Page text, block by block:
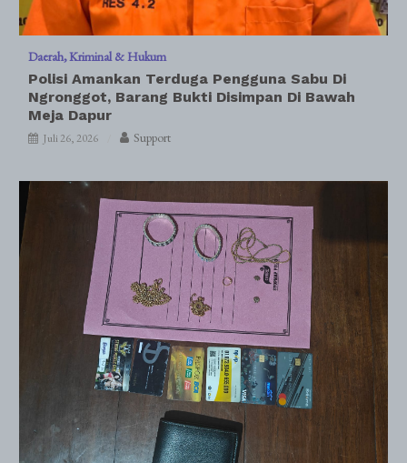
Daerah Kriminal & Hukum
Polisi Amankan Terduga Pengguna Sabu Di
Ngronggot, Barang Bukti Disimpan Di Bawah
Meja Dapur
Juli 26, 2026 Support